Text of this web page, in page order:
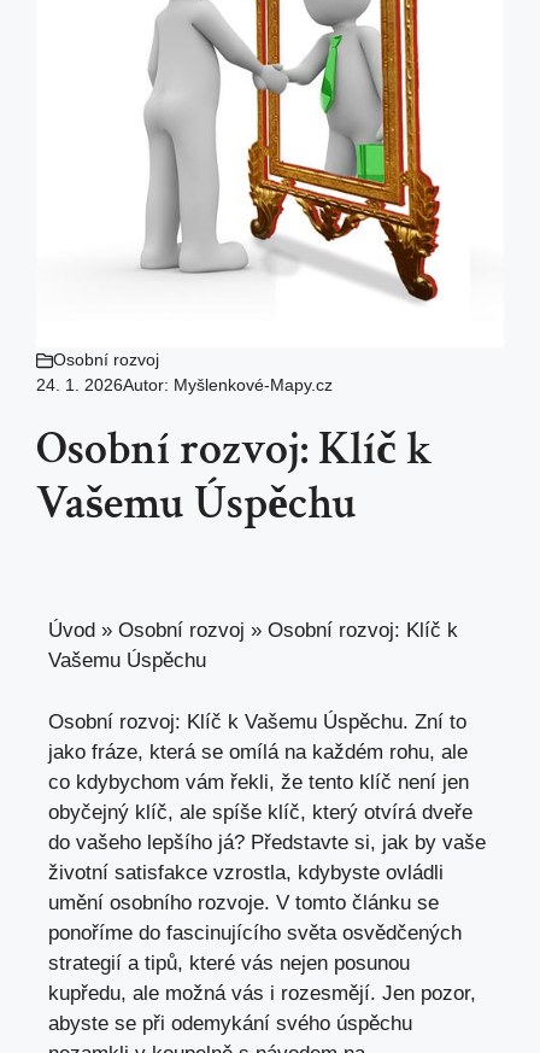
Osobní rozvoj
24. 1. 2026Autor: Myšlenkové-Mapy.cz
Osobní rozvoj: Klíč k
Vašemu Úspěchu
Úvod » Osobní rozvoj » Osobní rozvoj: Klíč k
Vašemu Úspěchu
Osobní rozvoj: Klíč k Vašemu Úspěchu. Zní to
jako fráze, která se omílá na každém rohu, ale
co kdybychom vám řekli, že tento klíč není jen
obyčejný klíč, ale spíše klíč, který otvírá dveře
do vašeho lepšího já? Představte si, jak by vaše
životní satisfakce vzrostla, kdybyste ovládli
umění osobního rozvoje. V tomto článku se
ponoříme do fascinujícího světa osvědčených
strategií a tipů, které vás nejen posunou
kupředu, ale možná vás i rozesmějí. Jen pozor,
abyste se při odemykání svého úspěchu